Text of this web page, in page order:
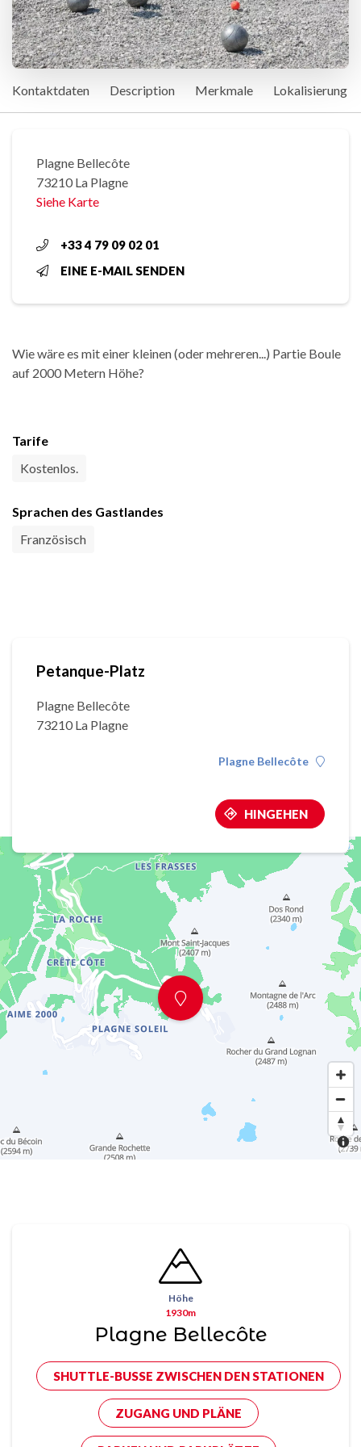
Kontaktdaten Description Merkmale Lokalisierung
Plagne Bellecôte
73210 La Plagne
Siehe Karte
+33 4 79 09 02 01
EINE E-MAIL SENDEN
Wie wäre es mit einer kleinen (oder mehreren...) Partie Boule
auf 2000 Metern Höhe?
Tarife
Kostenlos.
Sprachen des Gastlandes
Französisch
Petanque-Platz
Plagne Bellecôte
73210 La Plagne
Plagne Bellecôte
HINGEHEN
Höhe
1930m
Plagne Bellecôte
SHUTTLE-BUSSE ZWISCHEN DEN STATIONEN
ZUGANG UND PLÄNE